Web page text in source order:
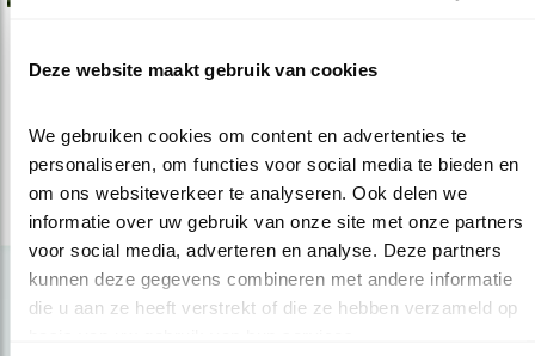
Deze website maakt gebruik van cookies
We gebruiken cookies om content en advertenties te
personaliseren, om functies voor social media te bieden en
om ons websiteverkeer te analyseren. Ook delen we
informatie over uw gebruik van onze site met onze partners
voor social media, adverteren en analyse. Deze partners
kunnen deze gegevens combineren met andere informatie
die u aan ze heeft verstrekt of die ze hebben verzameld op
06.01.145 basisscholen winnen 1000 euro!